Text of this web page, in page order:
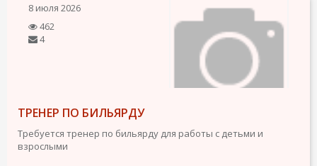
8 июля 2026
462
4
ТРЕНЕР ПО БИЛЬЯРДУ
Требуется тренер по бильярду для работы с детьми и
взрослыми